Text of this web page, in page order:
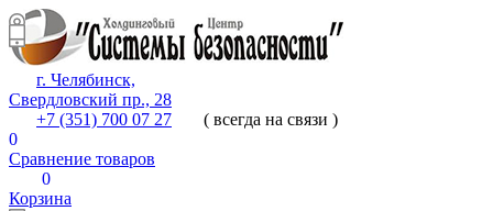
г. Челябинск,
Свердловский пр., 28
+7 (351) 700 07 27
( всегда на связи )
0
Сравнение товаров
0
Корзина